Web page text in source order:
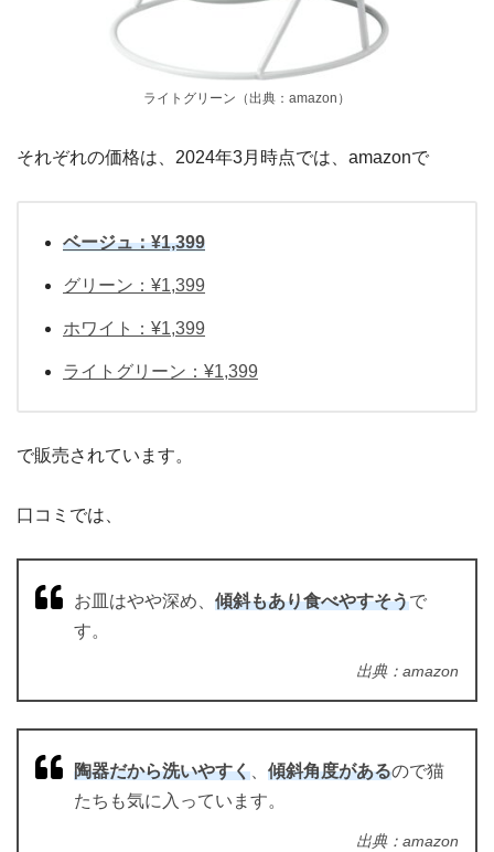
ライトグリーン（出典：amazon）
それぞれの価格は、2024年3月時点では、amazonで
ベージュ：¥1,399
グリーン：¥1,399
ホワイト：¥1,399
ライトグリーン：¥1,399
で販売されています。
口コミでは、
お皿はやや深め、 傾斜もあり食べやすそうで
す。
出典：amazon
陶器だから洗いやすく 傾斜角度があるので猫
たちも気に入っています。
出典：amazon